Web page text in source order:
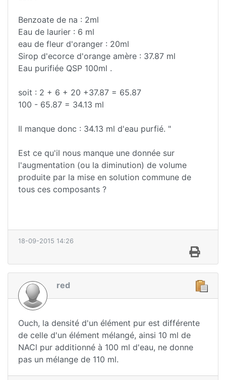
Benzoate de na : 2ml
Eau de laurier : 6 ml
eau de fleur d'oranger : 20ml
Sirop d'ecorce d'orange amère : 37.87 ml
Eau purifiée QSP 100ml .
soit : 2 + 6 + 20 +37.87 = 65.87
100 - 65.87 = 34.13 ml
Il manque donc : 34.13 ml d'eau purfié. "
Est ce qu'il nous manque une donnée sur
l'augmentation (ou la diminution) de volume
produite par la mise en solution commune de
tous ces composants ?
18-09-2015 14:26
red
Ouch, la densité d'un élément pur est différente
de celle d'un élément mélangé, ainsi 10 ml de
NACl pur additionné à 100 ml d'eau, ne donne
pas un mélange de 110 ml.